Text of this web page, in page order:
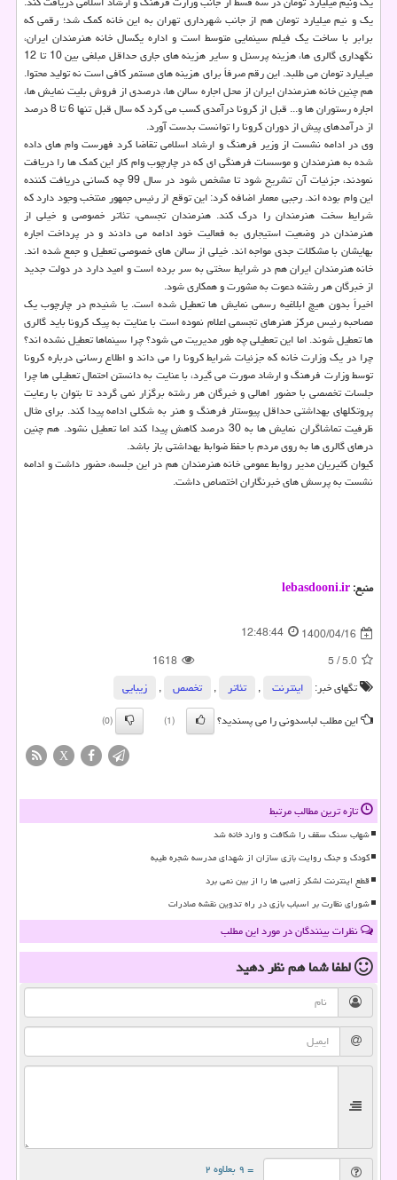
یک و نیم میلیارد تومان هم از جانب شهرداری تهران به این خانه کمک شد؛ رقمی که
برابر با ساخت یک فیلم سینمایی متوسط است و اداره یکسال خانه هنرمندان ایران،
نگهداری گالری ها، هزینه پرسنل و سایر هزینه های جاری حداقل مبلغی بین 10 تا 12
میلیارد تومان می طلبد. این رقم صرفاً برای هزینه های مستمر کافی است نه تولید محتوا.
هم چنین خانه هنرمندان ایران از محل اجاره سالن ها، درصدی از فروش بلیت نمایش ها،
اجاره رستوران ها و... قبل از کرونا درآمدی کسب می کرد که سال قبل تنها 6 تا 8 درصد
از درآمدهای پیش از دوران کرونا را توانست بدست آورد.
وی در ادامه نشست از وزیر فرهنگ و ارشاد اسلامی تقاضا کرد فهرست وام های داده
شده به هنرمندان و موسسات فرهنگی ای که در چارچوب وام کار این کمک ها را دریافت
نمودند، جزئیات آن تشریح شود تا مشخص شود در سال 99 چه کسانی دریافت کننده
این وام بوده اند. رجبی معمار اضافه کرد: این توقع از رئیس جمهور منتخب وجود دارد که
شرایط سخت هنرمندان را درک کند. هنرمندان تجسمی، تئاتر خصوصی و خیلی از
هنرمندان در وضعیت استیجاری به فعالیت خود ادامه می دادند و در پرداخت اجاره
بهایشان با مشکلات جدی مواجه اند. خیلی از سالن های خصوصی تعطیل و جمع شده اند.
خانه هنرمندان ایران هم در شرایط سختی به سر برده است و امید دارد در دولت جدید
از خبرگان هر رشته دعوت به مشورت و همکاری شود.
اخیراً بدون هیچ ابلاغیه رسمی نمایش ها تعطیل شده است. یا شنیدم در چارچوب یک
مصاحبه رئیس مرکز هنرهای تجسمی اعلام نموده است با عنایت به پیک کرونا باید گالری
ها تعطیل شوند. اما این تعطیلی چه طور مدیریت می شود؟ چرا سینماها تعطیل نشده اند؟
چرا در یک وزارت خانه که جزئیات شرایط کرونا را می داند و اطلاع رسانی درباره کرونا
توسط وزارت فرهنگ و ارشاد صورت می گیرد، با عنایت به دانستن احتمال تعطیلی ها چرا
جلسات تخصصی با حضور اهالی و خبرگان هر رشته برگزار نمی گردد تا بتوان با رعایت
پروتکلهای بهداشتی حداقل پیوستار فرهنگ و هنر به شکلی ادامه پیدا کند. برای مثال
ظرفیت تماشاگران نمایش ها به 30 درصد کاهش پیدا کند اما تعطیل نشود. هم چنین
درهای گالری ها به روی مردم با حفظ ضوابط بهداشتی باز باشد.
کیوان کثیریان مدیر روابط عمومی خانه هنرمندان هم در این جلسه، حضور داشت و ادامه
نشست به پرسش های خبرنگاران اختصاص داشت.
منبع:lebasdooni.ir
1400/04/16
12:48:44
5.0
/
5
1618
تگهای خبر:
اینترنت , تئاتر , تخصص ,
زیبایی
این مطلب لباسدونی را می پسندید؟
(1)
(0)
X
تازه ترین مطالب مرتبط
شهاب سنگ سقف را شکافت و وارد خانه شد
کودک و جنگ روایت بازی سازان از شهدای مدرسه شجره طیبه
قطع اینترنت لشکر زامبی ها را از بین نمی برد
شورای نظارت بر اسباب بازی در راه تدوین نقشه صادرات
نظرات بینندگان در مورد این مطلب
لطفا شما همنظر دهید
= ۹ بعلاوه ۲